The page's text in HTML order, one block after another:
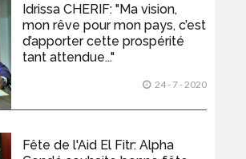
Idrissa CHERIF: "Ma vision,
mon rêve pour mon pays, c’est
d’apporter cette prospérité
tant attendue..."
24 - 7 - 2020
Fête de l'Aid El Fitr: Alpha